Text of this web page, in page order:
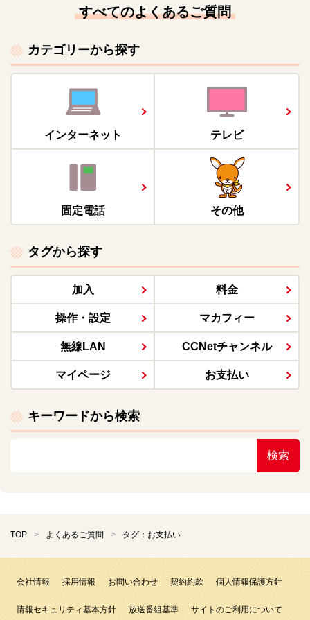
すべてのよくあるご質問
カテゴリーから探す
インターネット テレビ
固定電話 その他
タグから探す
加入 料金
操作・設定 マカフィー
無線LAN CCNetチャンネル
マイページ お支払い
キーワードから検索
検索
TOP よくあるご質問 タグ：お支払い
会社情報 採用情報 お問い合わせ 契約約款 個人情報保護方針
情報セキュリティ基本方針 放送番組基準 サイトのご利用について